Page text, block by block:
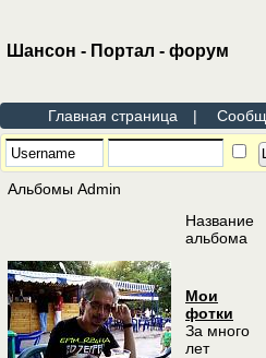
Шансон - Портал - форум
Главная страница |
Альбомы Admin
Название
альбома
Мои
фотки
За много
лет